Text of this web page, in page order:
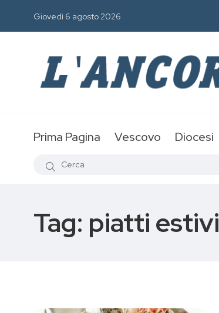
Giovedì 6 agosto 2026
Prima Pagina Vescovo Diocesi
Tag: piatti estivi